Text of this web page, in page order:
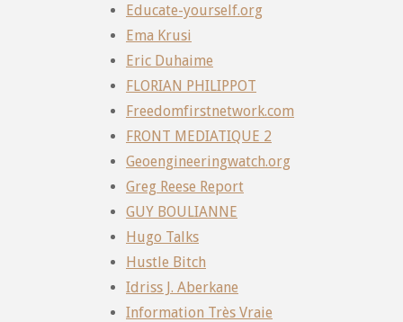
Educate-yourself.org
Ema Krusi
Eric Duhaime
FLORIAN PHILIPPOT
Freedomfirstnetwork.com
FRONT MEDIATIQUE 2
Geoengineeringwatch.org
Greg Reese Report
GUY BOULIANNE
Hugo Talks
Hustle Bitch
Idriss J. Aberkane
Information Très Vraie